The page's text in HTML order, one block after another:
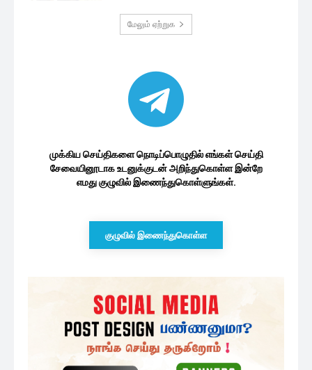
மேலும் ஏற்றுக
முக்கிய செய்திகளை நொடிப்பொழுதில் எங்கள் செய்தி
சேவையினூடாக உடனுக்குடன் அறிந்துகொள்ள இன்றே
எமது குழுவில் இணைந்துகொள்ளுங்கள்.
குழுவில் இணைந்துகொள்ள